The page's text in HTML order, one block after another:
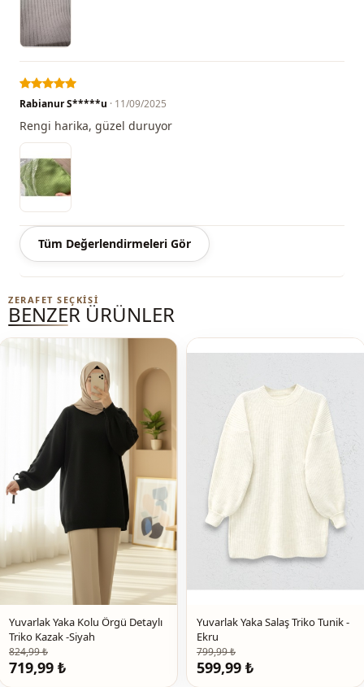
Yaka
Kategori̇ Triko
Kumaş
Mevsi̇m Kışlık
Kalip
Rabianur S*****u · 11/09/2025
Rengi harika, güzel duruyor
Tüm Değerlendirmeleri Gör
ZERAFET SEÇKISI
BENZER ÜRÜNLER
Yuvarlak Yaka Kolu Örgü Detaylı
Triko Kazak -Siyah
824,99 ₺
719,99 ₺
Yuvarlak Yaka Salaş Triko Tunik -
Ekru
799,99 ₺
599,99 ₺